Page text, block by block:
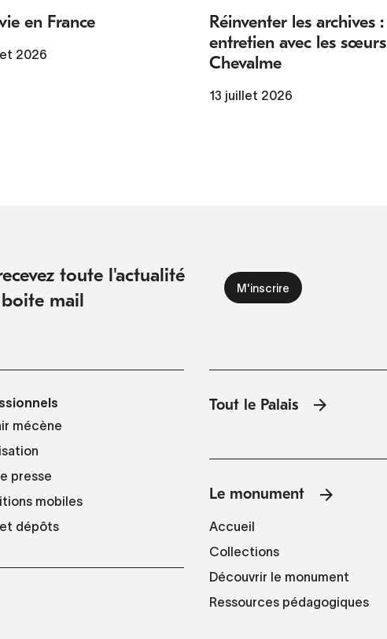
en France
2026
Réinventer les archives :
entretien avec les sœurs
Chevalme
13 juillet 2026
toute l'actualité
mail
mécène
presse
mobiles
dépôts
Tout le Palais
Le monument
Accueil
Collections
Découvrir le monument
Ressources pédagogiques